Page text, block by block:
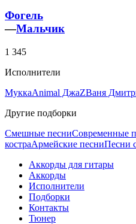
Фогель
—Мальчик
1 345
Исполнители
МуккаAnimal ДжаZВаня
Другие подборки
Смешные песниСовременные
костраАрмейские песниПесни
Аккорды для гитары
Аккорды
Исполнители
Подборки
Контакты
Тюнер